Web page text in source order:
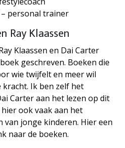
– personal trainer
Ray Klaassen
Klaassen en Dai Carter
geschreven. Boeken die
wie twijfelt en meer wil
Ik ben zelf het
Carter aan het lezen op dit
ook vaak aan het
van jonge kinderen. Hier een
naar de boeken.